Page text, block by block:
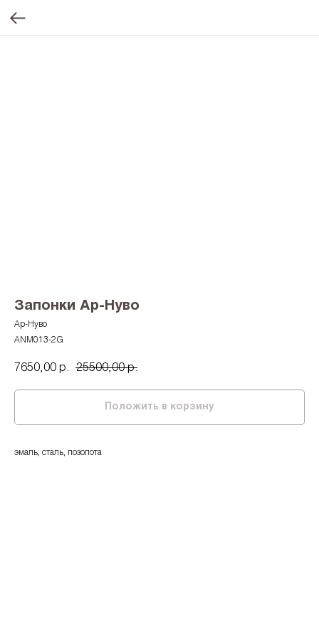
Запонки Ар-Нуво
Ар-Нуво
ANM013-2G
7650,00 р. 25500,00 р.
Положить в корзину
эмаль, сталь, позолота